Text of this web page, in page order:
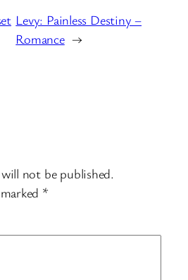
Levy: Painless Destiny –
Romance →
not be published.
*